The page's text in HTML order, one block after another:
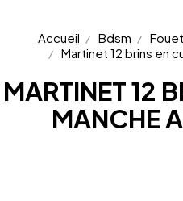
Accueil Bdsm
Martinet 12 brins en
MARTINET 12
MANCHE